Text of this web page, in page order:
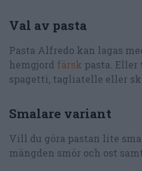
Val av pasta
Pasta Alfredo kan lagas
hemgjord färsk pasta. Eller
spagetti, tagliatelle eller
Smalare variant
Vill du göra pastan lite
mängden smör och ost